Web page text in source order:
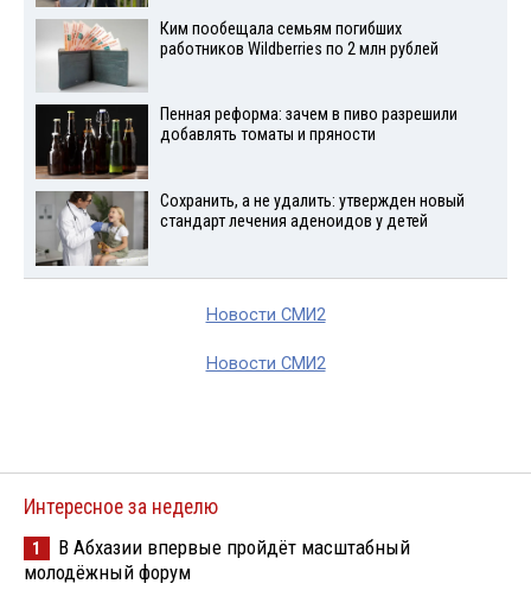
Ким пообещала семьям погибших
работников Wildberries по 2 млн рублей
Пенная реформа: зачем в пиво разрешили
добавлять томаты и пряности
Сохранить, а не удалить: утвержден новый
стандарт лечения аденоидов у детей
Новости СМИ2
Новости СМИ2
Интересное за неделю
1
В Абхазии впервые пройдёт масштабный
молодёжный форум